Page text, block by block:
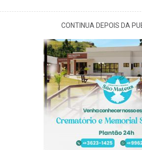
CONTINUA DEPOIS DA